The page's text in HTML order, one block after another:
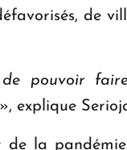
de
pouvoir faire
explique
la